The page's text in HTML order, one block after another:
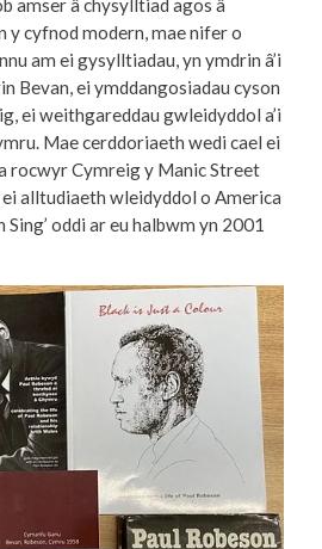
amser â chysylltiad agos â
y cyfnod modern, mae nifer o
am ei gysylltiadau, yn ymdrin â’i
Bevan, ei ymddangosiadau cyson
ei weithgareddau gwleidyddol a’i
Mae cerddoriaeth wedi cael ei
rocwyr Cymreig y Manic Street
ei alltudiaeth wleidyddol o America
Sing’ oddi ar eu halbwm yn 2001